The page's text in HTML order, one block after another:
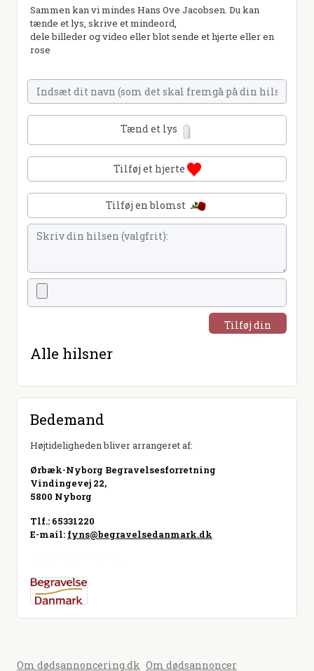
Sammen kan vi mindes Hans Ove Jacobsen. Du kan
tænde et lys, skrive et mindeord,
dele billeder og video eller blot sende et hjerte eller en
rose
Tænd et lys
Tilføj et hjerte
Tilføj en blomst
Tilføj din
Alle hilsner
Bedemand
Højtideligheden bliver arrangeret af:
Ørbæk-Nyborg Begravelsesforretning
Vindingevej 22,
5800 Nyborg
Tlf.: 65331220
E-mail: fyns@begravelsedanmark.dk
Om dødsannoncering.dk Om dødsannoncer